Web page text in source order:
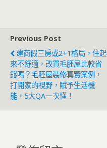
Previous Post
建商假三房或2+1格局，住起
來不舒適，改買毛胚屋比較省
錢嗎？毛胚屋裝修真實案例，
打開家的視野，賦予生活機
能，5大QA一次懂！